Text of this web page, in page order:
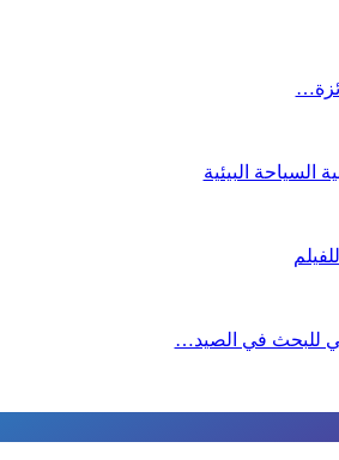
السياحة البيئية
للبحث في الصيد…